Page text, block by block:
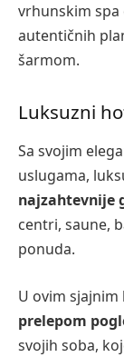
vrhunskim
autentičnih
šarmom.
Luksuzni
Sa svojim
uslugama,
najzahtevnije
centri, saune,
ponuda.
U ovim
prelepom
svojih soba,